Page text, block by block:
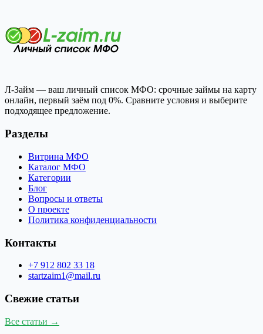
Л-Займ — ваш личный список МФО: срочные займы на карту
онлайн, первый заём под 0%. Сравните условия и выберите
подходящее предложение.
Разделы
Витрина МФО
Каталог МФО
Категории
Блог
Вопросы и ответы
О проекте
Политика конфиденциальности
Контакты
+7 912 802 33 18
startzaim1@mail.ru
Свежие статьи
Все статьи →